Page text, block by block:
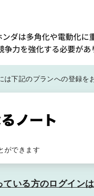
ダは多角化や電動化
力を強化する必要があ
は下記のプランへの登録を
ができます
ている方のログイン